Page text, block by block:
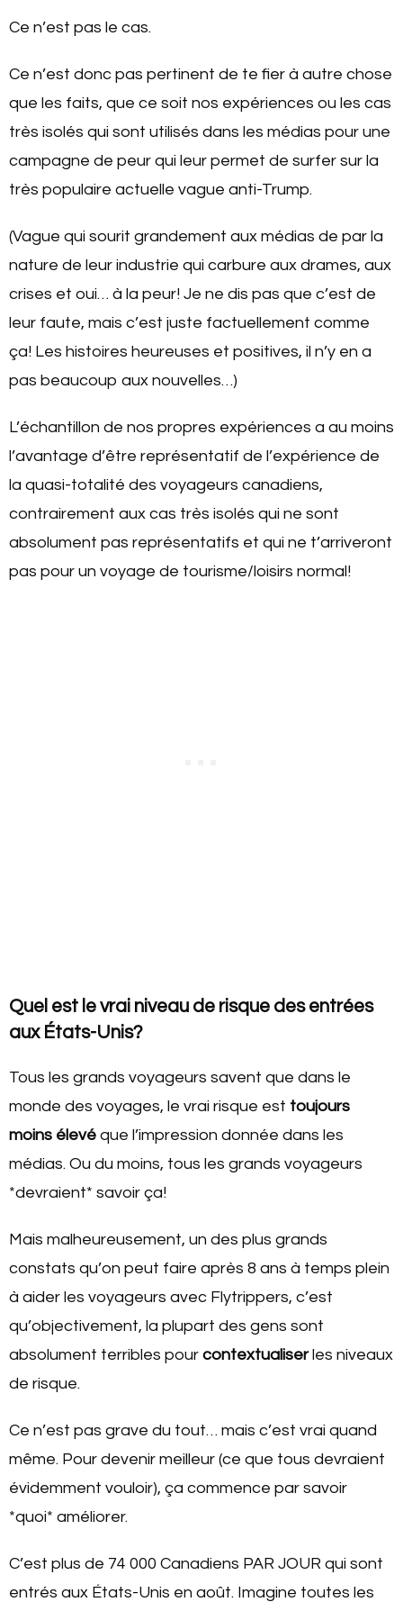
Ce n’est pas le cas.
Ce n’est donc pas pertinent de te fier à autre chose
que les faits, que ce soit nos expériences ou les cas
très isolés qui sont utilisés dans les médias pour une
campagne de peur qui leur permet de surfer sur la
très populaire actuelle vague anti-Trump.
(Vague qui sourit grandement aux médias de par la
nature de leur industrie qui carbure aux drames, aux
crises et oui… à la peur! Je ne dis pas que c’est de
leur faute, mais c’est juste factuellement comme
ça! Les histoires heureuses et positives, il n’y en a
pas beaucoup aux nouvelles…)
L’échantillon de nos propres expériences a au moins
l’avantage d’être représentatif de l’expérience de
la quasi-totalité des voyageurs canadiens,
contrairement aux cas très isolés qui ne sont
absolument pas représentatifs et qui ne t’arriveront
pas pour un voyage de tourisme/loisirs normal!
Quel est le vrai niveau de risque des entrées
aux États-Unis?
Tous les grands voyageurs savent que dans le
monde des voyages, le vrai risque est toujours
moins élevé que l’impression donnée dans les
médias. Ou du moins, tous les grands voyageurs
*devraient* savoir ça!
Mais malheureusement, un des plus grands
constats qu’on peut faire après 8 ans à temps plein
à aider les voyageurs avec Flytrippers, c’est
qu’objectivement, la plupart des gens sont
absolument terribles pour contextualiserles niveaux
de risque.
Ce n’est pas grave du tout… mais c’est vrai quand
même. Pour devenir meilleur (ce que tous devraient
évidemment vouloir), ça commence par savoir
*quoi* améliorer.
C’est plus de 74 000 Canadiens PAR JOUR qui sont
entrés aux États-Unis en août. Imagine toutes les